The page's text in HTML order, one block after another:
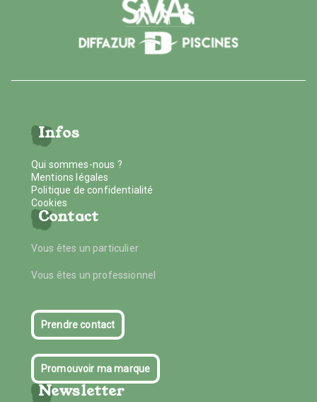
Infos
Qui sommes-nous ?
Mentions légales
Politique de confidentialité
Cookies
Contact
Vous êtes un particulier
Vous êtes un professionnel
Prendre contact
Promouvoir ma marque
Newsletter